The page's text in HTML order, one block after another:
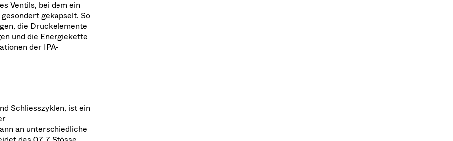
Ventils, bei dem ein
gekapselt. So
die Druckelemente
und die Energiekette
der IPA-
Schliesszyklen, ist ein
an unterschiedliche